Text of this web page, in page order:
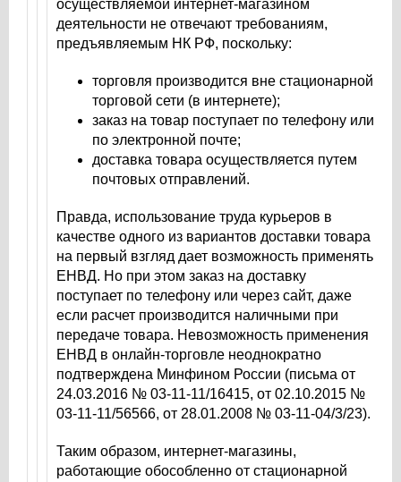
осуществляемой интернет-магазином
деятельности не отвечают требованиям,
предъявляемым НК РФ, поскольку:
торговля производится вне стационарной
торговой сети (в интернете);
заказ на товар поступает по телефону или
по электронной почте;
доставка товара осуществляется путем
почтовых отправлений.
Правда, использование труда курьеров в
качестве одного из вариантов доставки товара
на первый взгляд дает возможность применять
ЕНВД. Но при этом заказ на доставку
поступает по телефону или через сайт, даже
если расчет производится наличными при
передаче товара. Невозможность применения
ЕНВД в онлайн-торговле неоднократно
подтверждена Минфином России (письма от
24.03.2016 № 03-11-11/16415, от 02.10.2015 №
03-11-11/56566, от 28.01.2008 № 03-11-04/3/23).
Таким образом, интернет-магазины,
работающие обособленно от стационарной